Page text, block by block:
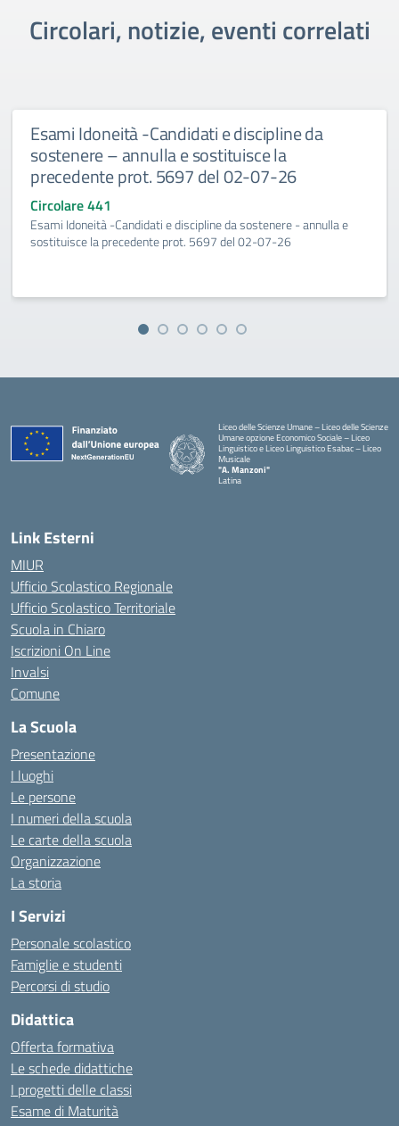
Circolari, notizie, eventi correlati
Esami Idoneità -Candidati e discipline da
sostenere – annulla e sostituisce la
precedente prot. 5697 del 02-07-26
Circolare 441
Esami Idoneità -Candidati e discipline da sostenere - annulla e
sostituisce la precedente prot. 5697 del 02-07-26
Liceo delle Scienze Umane – Liceo delle Scienze
Umane opzione Economico Sociale – Liceo
Linguistico e Liceo Linguistico Esabac – Liceo
Musicale
"A. Manzoni"
Latina
Link Esterni
MIUR
Ufficio Scolastico Regionale
Ufficio Scolastico Territoriale
Scuola in Chiaro
Iscrizioni On Line
Invalsi
Comune
La Scuola
Presentazione
I luoghi
Le persone
I numeri della scuola
Le carte della scuola
Organizzazione
La storia
I Servizi
Personale scolastico
Famiglie e studenti
Percorsi di studio
Didattica
Offerta formativa
Le schede didattiche
I progetti delle classi
Esame di Maturità